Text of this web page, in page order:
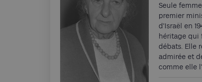
Seule
premier
d’Israël en
héritage qui
débats. Elle
admirée et
comme elle